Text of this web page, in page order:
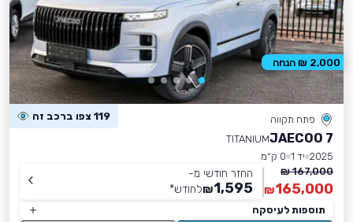
פתח תקווה 119 צפו ברכב זה
JAECOO 7
TITANIUM
2025 יד 1
0 ק״מ
167,000 ₪
165,000
₪
החזר חודשי מ-
1,595
₪לחודש*
תוספות לעיסקה
2,000 ₪ הנחה